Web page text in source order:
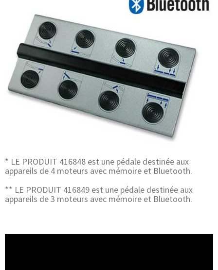
* LE PRODUIT 416848 est une pédale destinée aux
appareils de 4 moteurs avec mémoire et Bluetooth.
** LE PRODUIT 416849 est une pédale destinée aux
appareils de 3 moteurs avec mémoire et Bluetooth.